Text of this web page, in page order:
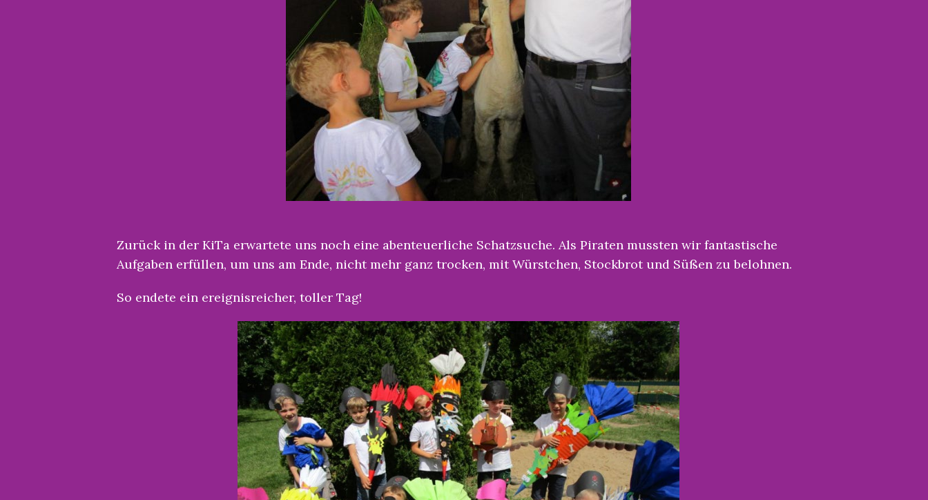
Zurück in der KiTa erwartete uns noch eine abenteuerliche Schatzsuche. Als Piraten mussten wir fantastische
Aufgaben erfüllen, um uns am Ende, nicht mehr ganz trocken, mit Würstchen, Stockbrot und Süßen zu belohnen.
So endete ein ereignisreicher, toller Tag!